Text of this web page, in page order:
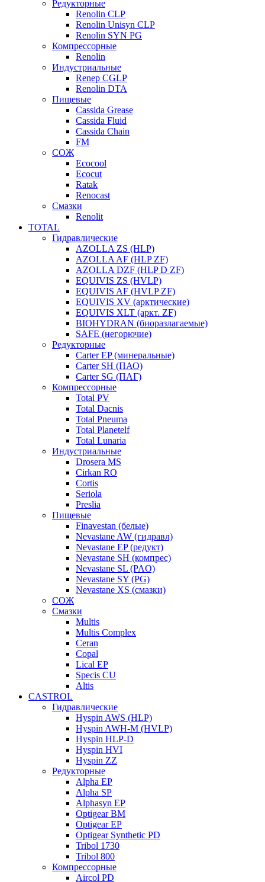
Редукторные
Renolin CLP
Renolin Unisyn CLP
Renolin SYN PG
Компрессорные
Renolin
Индустриальные
Renep CGLP
Renolin DTA
Пищевые
Cassida Grease
Cassida Fluid
Cassida Chain
FM
СОЖ
Ecocool
Ecocut
Ratak
Renocast
Смазки
Renolit
TOTAL
Гидравлические
AZOLLA ZS (HLP)
AZOLLA AF (HLP ZF)
AZOLLA DZF (HLP D ZF)
EQUIVIS ZS (HVLP)
EQUIVIS AF (HVLP ZF)
EQUIVIS XV (арктические)
EQUIVIS XLT (аркт. ZF)
BIOHYDRAN (биоразлагаемые)
SAFE (негорючие)
Редукторные
Carter EP (минеральные)
Carter SH (ПАО)
Carter SG (ПАГ)
Компрессорные
Total PV
Total Dacnis
Total Pneuma
Total Planetelf
Total Lunaria
Индустриальные
Drosera MS
Cirkan RO
Cortis
Seriola
Preslia
Пищевые
Finavestan (белые)
Nevastane AW (гидравл)
Nevastane EP (редукт)
Nevastane SH (компрес)
Nevastane SL (PAO)
Nevastane SY (PG)
Nevastane XS (смазки)
СОЖ
Смазки
Multis
Multis Complex
Ceran
Copal
Lical EP
Specis CU
Altis
CASTROL
Гидравлические
Hyspin AWS (HLP)
Hyspin AWH-M (HVLP)
Hyspin HLP-D
Hyspin HVI
Hyspin ZZ
Редукторные
Alpha EP
Alpha SP
Alphasyn EP
Optigear BM
Optigear EP
Optigear Synthetic PD
Tribol 1730
Tribol 800
Компрессорные
Aircol PD